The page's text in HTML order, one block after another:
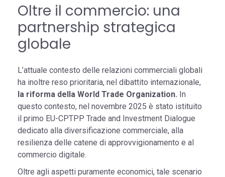
Oltre il commercio: una
partnership strategica
globale
L’attuale contesto delle relazioni commerciali globali
ha inoltre reso prioritaria, nel dibattito internazionale,
la riforma della World Trade Organization. In
questo contesto, nel novembre 2025 è stato istituito
il primo EU-CPTPP Trade and Investment Dialogue
dedicato alla diversificazione commerciale, alla
resilienza delle catene di approvvigionamento e al
commercio digitale.
Oltre agli aspetti puramente economici, tale scenario